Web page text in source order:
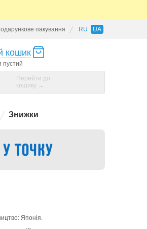
пакування RU UA
кошик
пустий
Перейти до
кошику →
Знижки
Японія.